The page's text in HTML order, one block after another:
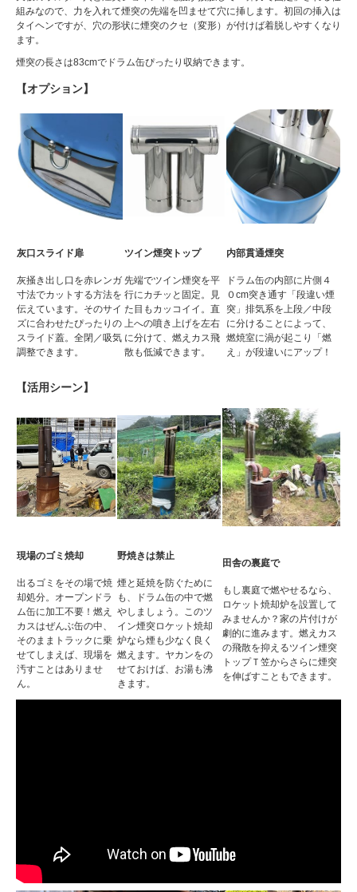
組みなので、力を入れて煙突の先端を凹ませて穴に挿します。初回の挿入は
タイヘンですが、穴の形状に煙突のクセ（変形）が付けば着脱しやすくなり
ます。
煙突の長さは83cmでドラム缶ぴったり収納できます。
【オプション】
灰口スライド扉
灰掻き出し口を赤レンガ
寸法でカットする方法を
伝えています。そのサイ
ズに合わせたぴったりの
スライド蓋。全閉／吸気
調整できます。
ツイン煙突トップ
先端でツイン煙突を平
行にカチッと固定。見
た目もカッコイイ。直
上への噴き上げを左右
に分けて、燃えカス飛
散も低減できます。
内部貫通煙突
ドラム缶の内部に片側４
０cm突き通す「段違い煙
突」排気系を上段／中段
に分けることによって、
燃焼室に渦が起こり「燃
え」が段違いにアップ！
【活用シーン】
現場のゴミ焼却
出るゴミをその場で焼
却処分。オープンドラ
ム缶に加工不要！燃え
カスはぜんぶ缶の中、
そのままトラックに乗
せてしまえば、現場を
汚すことはありませ
ん。
野焼きは禁止
煙と延焼を防ぐために
も、ドラム缶の中で燃
やしましょう。このツ
イン煙突ロケット焼却
炉なら煙も少なく良く
燃えます。ヤカンをの
せておけば、お湯も沸
きます。
田舎の裏庭で
もし裏庭で燃やせるなら、
ロケット焼却炉を設置して
みませんか？家の片付けが
劇的に進みます。燃えカス
の飛散を抑えるツイン煙突
トップＴ笠からさらに煙突
を伸ばすこともできます。